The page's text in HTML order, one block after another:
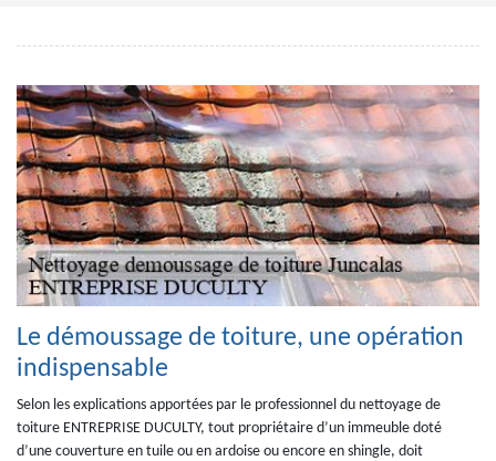
Le démoussage de toiture, une opération
indispensable
Selon les explications apportées par le professionnel du nettoyage de
toiture ENTREPRISE DUCULTY, tout propriétaire d’un immeuble doté
d’une couverture en tuile ou en ardoise ou encore en shingle, doit